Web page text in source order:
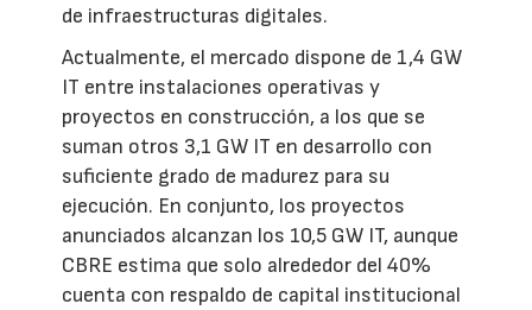
de infraestructuras digitales.
Actualmente, el mercado dispone de 1,4 GW
IT entre instalaciones operativas y
proyectos en construcción, a los que se
suman otros 3,1 GW IT en desarrollo con
suficiente grado de madurez para su
ejecución. En conjunto, los proyectos
anunciados alcanzan los 10,5 GW IT, aunque
CBRE estima que solo alrededor del 40%
cuenta con respaldo de capital institucional